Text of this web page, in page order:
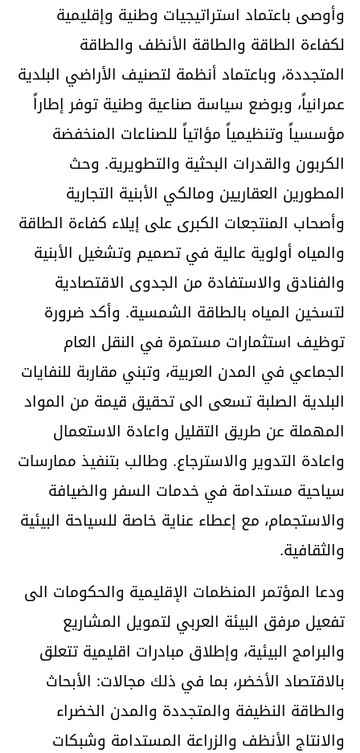
وأوصى باعتماد استراتيجيات وطنية وإقليمية
لكفاءة الطاقة والطاقة الأنظف والطاقة
المتجددة، وباعتماد أنظمة لتصنيف الأراضي البلدية
عمرانياً، وبوضع سياسة صناعية وطنية توفر إطاراً
مؤسسياً وتنظيمياً مؤاتياً للصناعات المنخفضة
الكربون والقدرات البحثية والتطويرية. وحث
المطورين العقاريين ومالكي الأبنية التجارية
وأصحاب المنتجعات الكبرى على إيلاء كفاءة الطاقة
والمياه أولوية عالية في تصميم وتشغيل الأبنية
والفنادق والاستفادة من الجدوى الاقتصادية
لتسخين المياه بالطاقة الشمسية. وأكد ضرورة
توظيف استثمارات مستمرة في النقل العام
الجماعي في المدن العربية، وتبني مقاربة للنفايات
البلدية الصلبة تسعى الى تحقيق قيمة من المواد
المهملة عن طريق التقليل واعادة الاستعمال
واعادة التدوير والاسترجاع. وطالب بتنفيذ ممارسات
سياحية مستدامة في خدمات السفر والضيافة
والاستجمام، مع إعطاء عناية خاصة للسياحة البيئية
والثقافية.
ودعا المؤتمر المنظمات الإقليمية والحكومات الى
تفعيل مرفق البيئة العربي لتمويل المشاريع
والبرامج البيئية، وإطلاق مبادرات اقليمية تتعلق
بالاقتصاد الأخضر، بما في ذلك مجالات: الأبحاث
والطاقة النظيفة والمتجددة والمدن الخضراء
والانتاج الأنظف والزراعة المستدامة وشبكات